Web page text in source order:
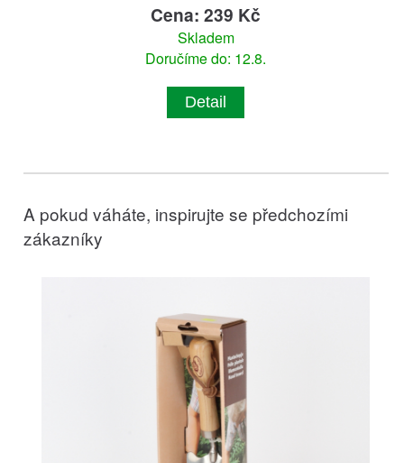
Cena: 239 Kč
Skladem
Doručíme do: 12.8.
Detail
A pokud váháte, inspirujte se předchozími
zákazníky